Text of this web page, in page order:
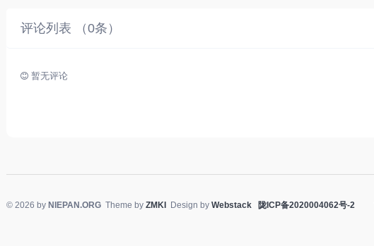
评论列表 （0条）
暂无评论
© 2026 by NIEPAN.ORG Theme by ZMKI Design by Webstack 陇ICP备2020004062号-2